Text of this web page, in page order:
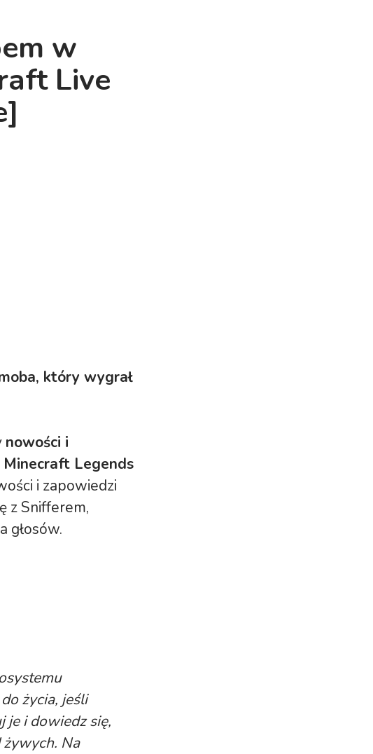
w
Live
który wygrał
nowości i
Minecraft Legends
i zapowiedzi
z Snifferem,
głosów.
życia, jeśli
je i dowiedz się,
Na